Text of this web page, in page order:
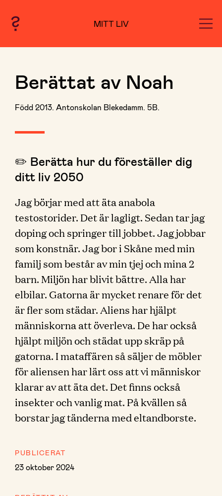
MITT LIV
Berättat av Noah
Född 2013. Antonskolan Blekedamm. 5B.
✏️ Berätta hur du föreställer dig
ditt liv 2050
Jag börjar med att äta anabola
testostorider. Det är lagligt. Sedan tar jag
doping och springer till jobbet. Jag jobbar
som konstnär. Jag bor i Skåne med min
familj som består av min tjej och mina 2
barn. Miljön har blivit bättre. Alla har
elbilar. Gatorna är mycket renare för det
är fler som städar. Aliens har hjälpt
människorna att överleva. De har också
hjälpt miljön och städat upp skräp på
gatorna. I mataffären så säljer de möbler
för aliensen har lärt oss att vi människor
klarar av att äta det. Det finns också
insekter och vanlig mat. På kvällen så
borstar jag tänderna med eltandborste.
PUBLICERAT
23 oktober 2024